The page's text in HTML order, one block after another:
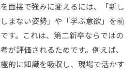
面接で強みに変えるには、「新し
まない姿勢」や「学ぶ意欲」を前
す。これは、第二新卒ならではの
が評価されるためです。例えば、
的に知識を吸収し、現場で活かす